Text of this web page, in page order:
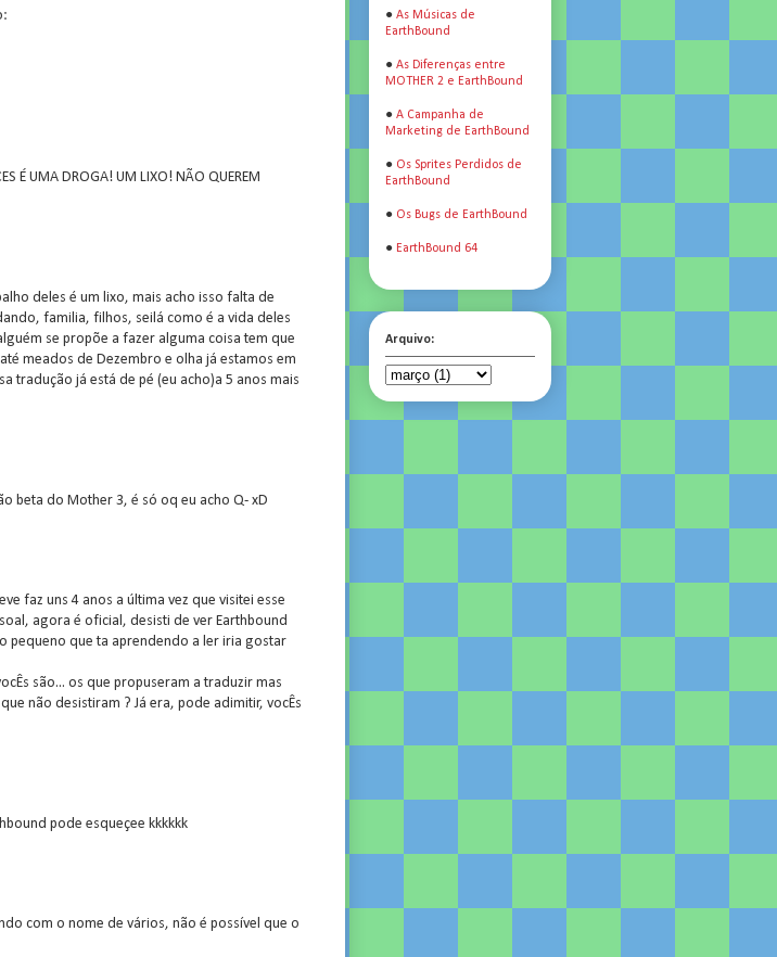
É UMA DROGA! UM LIXO! NÃO QUEREM
deles é um lixo, mais acho isso falta de
familia, filhos, seilá como é a vida deles
se propõe a fazer alguma coisa tem que
meados de Dezembro e olha já estamos em
tradução já está de pé (eu acho)a 5 anos mais
beta do Mother 3, é só oq eu acho Q- xD
faz uns 4 anos a última vez que visitei esse
agora é oficial, desisti de ver Earthbound
pequeno que ta aprendendo a ler iria gostar
são... os que propuseram a traduzir mas
não desistiram ? Já era, pode adimitir, vocÊs
pode esqueçee kkkkkk
com o nome de vários, não é possível que o
● As Músicas de
EarthBound
● As Diferenças entre
MOTHER 2 e EarthBound
● A Campanha de
Marketing de EarthBound
● Os Sprites Perdidos de
EarthBound
● Os Bugs de EarthBound
● EarthBound 64
Arquivo: